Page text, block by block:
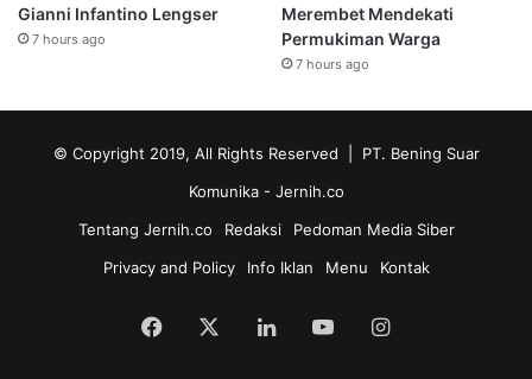
Gianni Infantino Lengser
7 hours ago
Merembet Mendekati
Permukiman Warga
7 hours ago
© Copyright 2019, All Rights Reserved | PT. Bening Suar
Komunika - Jernih.co
Tentang Jernih.co
Redaksi
Pedoman Media Siber
Privacy and Policy
Info Iklan Menu Kontak
Facebook LinkedInYouTubeInstagram